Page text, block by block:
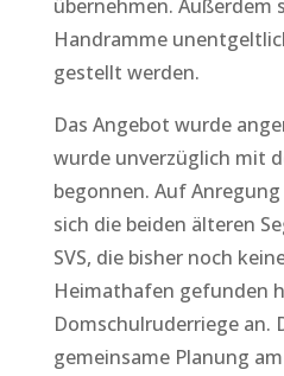
übernehmen. Außerdem
Handramme
gestellt werden.
Das Angebot wurde
wurde unverzüglich mit
begonnen. Auf
sich die beiden älteren
SVS, die bisher noch
Heimathafen gefunden
Domschulruderriege an.
gemeinsame Planung